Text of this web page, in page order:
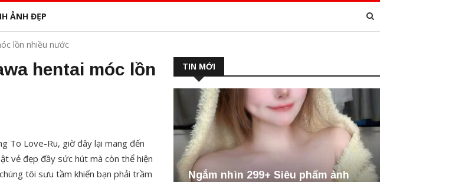
ẢNH ĐẸP
lồn nhiều nước
hentai móc lồn
To Love-Ru, giờ đây lại mang đến
vẻ đẹp đầy sức hút mà còn thể hiện
tôi sưu tầm khiến bạn phải trầm
TIN MỚI
Ngắm nhìn 299+ Siêu phẩm ảnh